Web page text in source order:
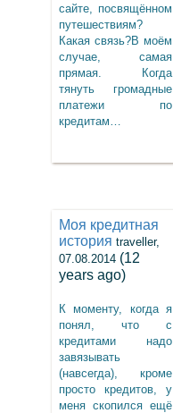
сайте, посвящённом
путешествиям?
Какая связь?В моём
случае, самая
прямая. Когда
тянуть громадные
платежи по
кредитам…
Моя кредитная
история traveller,
07.08.2014 (12
years ago)
К моменту, когда я
понял, что с
кредитами надо
завязывать
(навсегда), кроме
просто кредитов, у
меня скопился ещё